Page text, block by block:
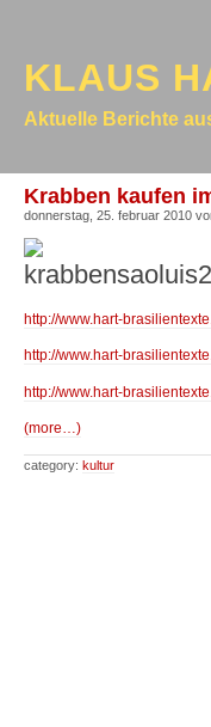
KLAUS
Aktuelle Berichte
Krabben kaufen
donnerstag, 25. februar 2010
http://www.hart-
http://www.hart-
http://www.hart-
(more…)
category: kultur